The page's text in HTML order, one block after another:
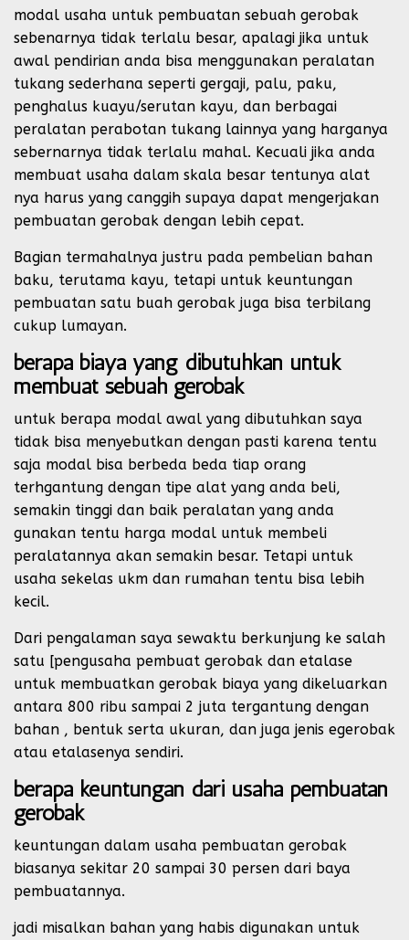
modal usaha untuk pembuatan sebuah gerobak
sebenarnya tidak terlalu besar, apalagi jika untuk
awal pendirian anda bisa menggunakan peralatan
tukang sederhana seperti gergaji, palu, paku,
penghalus kuayu/serutan kayu, dan berbagai
peralatan perabotan tukang lainnya yang harganya
sebernarnya tidak terlalu mahal. Kecuali jika anda
membuat usaha dalam skala besar tentunya alat
nya harus yang canggih supaya dapat mengerjakan
pembuatan gerobak dengan lebih cepat.
Bagian termahalnya justru pada pembelian bahan
baku, terutama kayu, tetapi untuk keuntungan
pembuatan satu buah gerobak juga bisa terbilang
cukup lumayan.
berapa biaya yang dibutuhkan untuk
membuat sebuah gerobak
untuk berapa modal awal yang dibutuhkan saya
tidak bisa menyebutkan dengan pasti karena tentu
saja modal bisa berbeda beda tiap orang
terhgantung dengan tipe alat yang anda beli,
semakin tinggi dan baik peralatan yang anda
gunakan tentu harga modal untuk membeli
peralatannya akan semakin besar. Tetapi untuk
usaha sekelas ukm dan rumahan tentu bisa lebih
kecil.
Dari pengalaman saya sewaktu berkunjung ke salah
satu [pengusaha pembuat gerobak dan etalase
untuk membuatkan gerobak biaya yang dikeluarkan
antara 800 ribu sampai 2 juta tergantung dengan
bahan , bentuk serta ukuran, dan juga jenis egerobak
atau etalasenya sendiri.
berapa keuntungan dari usaha pembuatan
gerobak
keuntungan dalam usaha pembuatan gerobak
biasanya sekitar 20 sampai 30 persen dari baya
pembuatannya.
jadi misalkan bahan yang habis digunakan untuk